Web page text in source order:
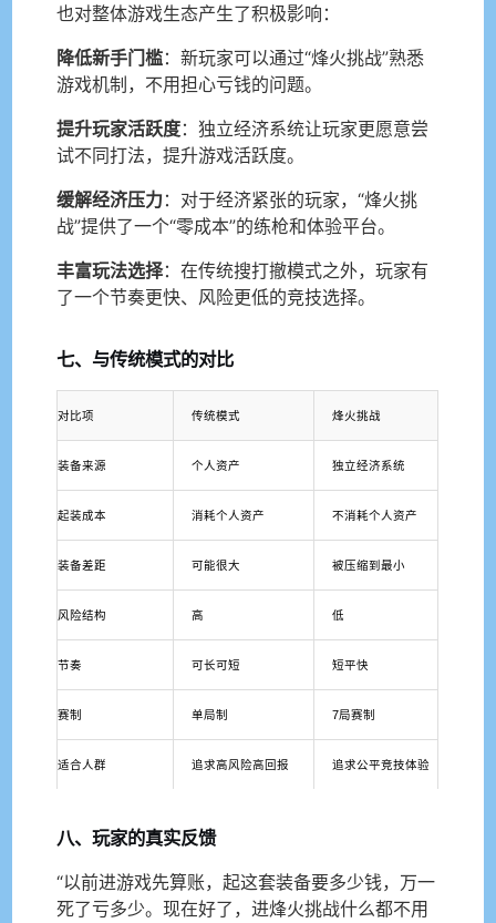
也对整体游戏生态产生了积极影响：
降低新手门槛：新玩家可以通过“烽火挑战”熟悉
游戏机制，不用担心亏钱的问题。
提升玩家活跃度：独立经济系统让玩家更愿意尝
试不同打法，提升游戏活跃度。
缓解经济压力：对于经济紧张的玩家，“烽火挑
战”提供了一个“零成本”的练枪和体验平台。
丰富玩法选择：在传统搜打撤模式之外，玩家有
了一个节奏更快、风险更低的竞技选择。
七、与传统模式的对比
对比项 传统模式 烽火挑战
装备来源 个人资产 独立经济系统
起装成本 消耗个人资产 不消耗个人资产
装备差距 可能很大 被压缩到最小
风险结构 高 低
节奏 可长可短 短平快
赛制 单局制 7局赛制
适合人群 追求高风险高回报 追求公平竞技体验
八、玩家的真实反馈
“以前进游戏先算账，起这套装备要多少钱，万一
死了亏多少。现在好了，进烽火挑战什么都不用